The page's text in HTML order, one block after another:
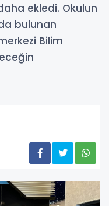
ekledi. Okulun
bulunan
Bilim